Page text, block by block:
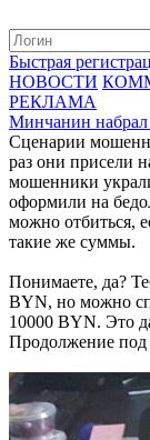
Быстрая
НОВОСТИ
РЕКЛАМА
Минчанин набрал
Сценарии
раз они присели
мошенники
оформили на
можно отбиться,
такие же суммы.
Понимаете, да?
BYN, но можно
10000 BYN. Это
Продолжение под